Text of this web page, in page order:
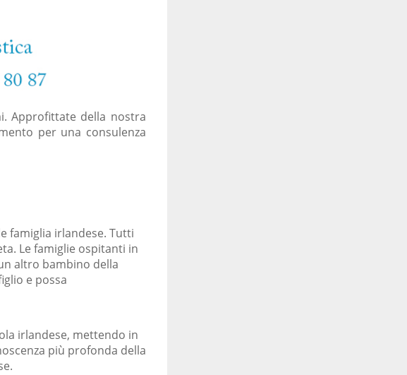
Approfittate della nostra
per una consulenza
famiglia irlandese. Tutti
Le famiglie ospitanti in
altro bambino della
e possa
irlandese, mettendo in
più profonda della